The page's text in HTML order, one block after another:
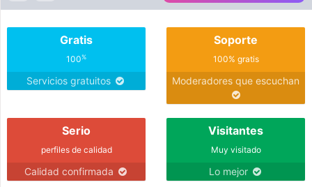
Gratis
100%
Servicios gratuitos
Soporte
100% gratis
Moderadores que escuchan
Serio
perfiles de calidad
Calidad confirmada
Visitantes
Muy visitado
Lo mejor